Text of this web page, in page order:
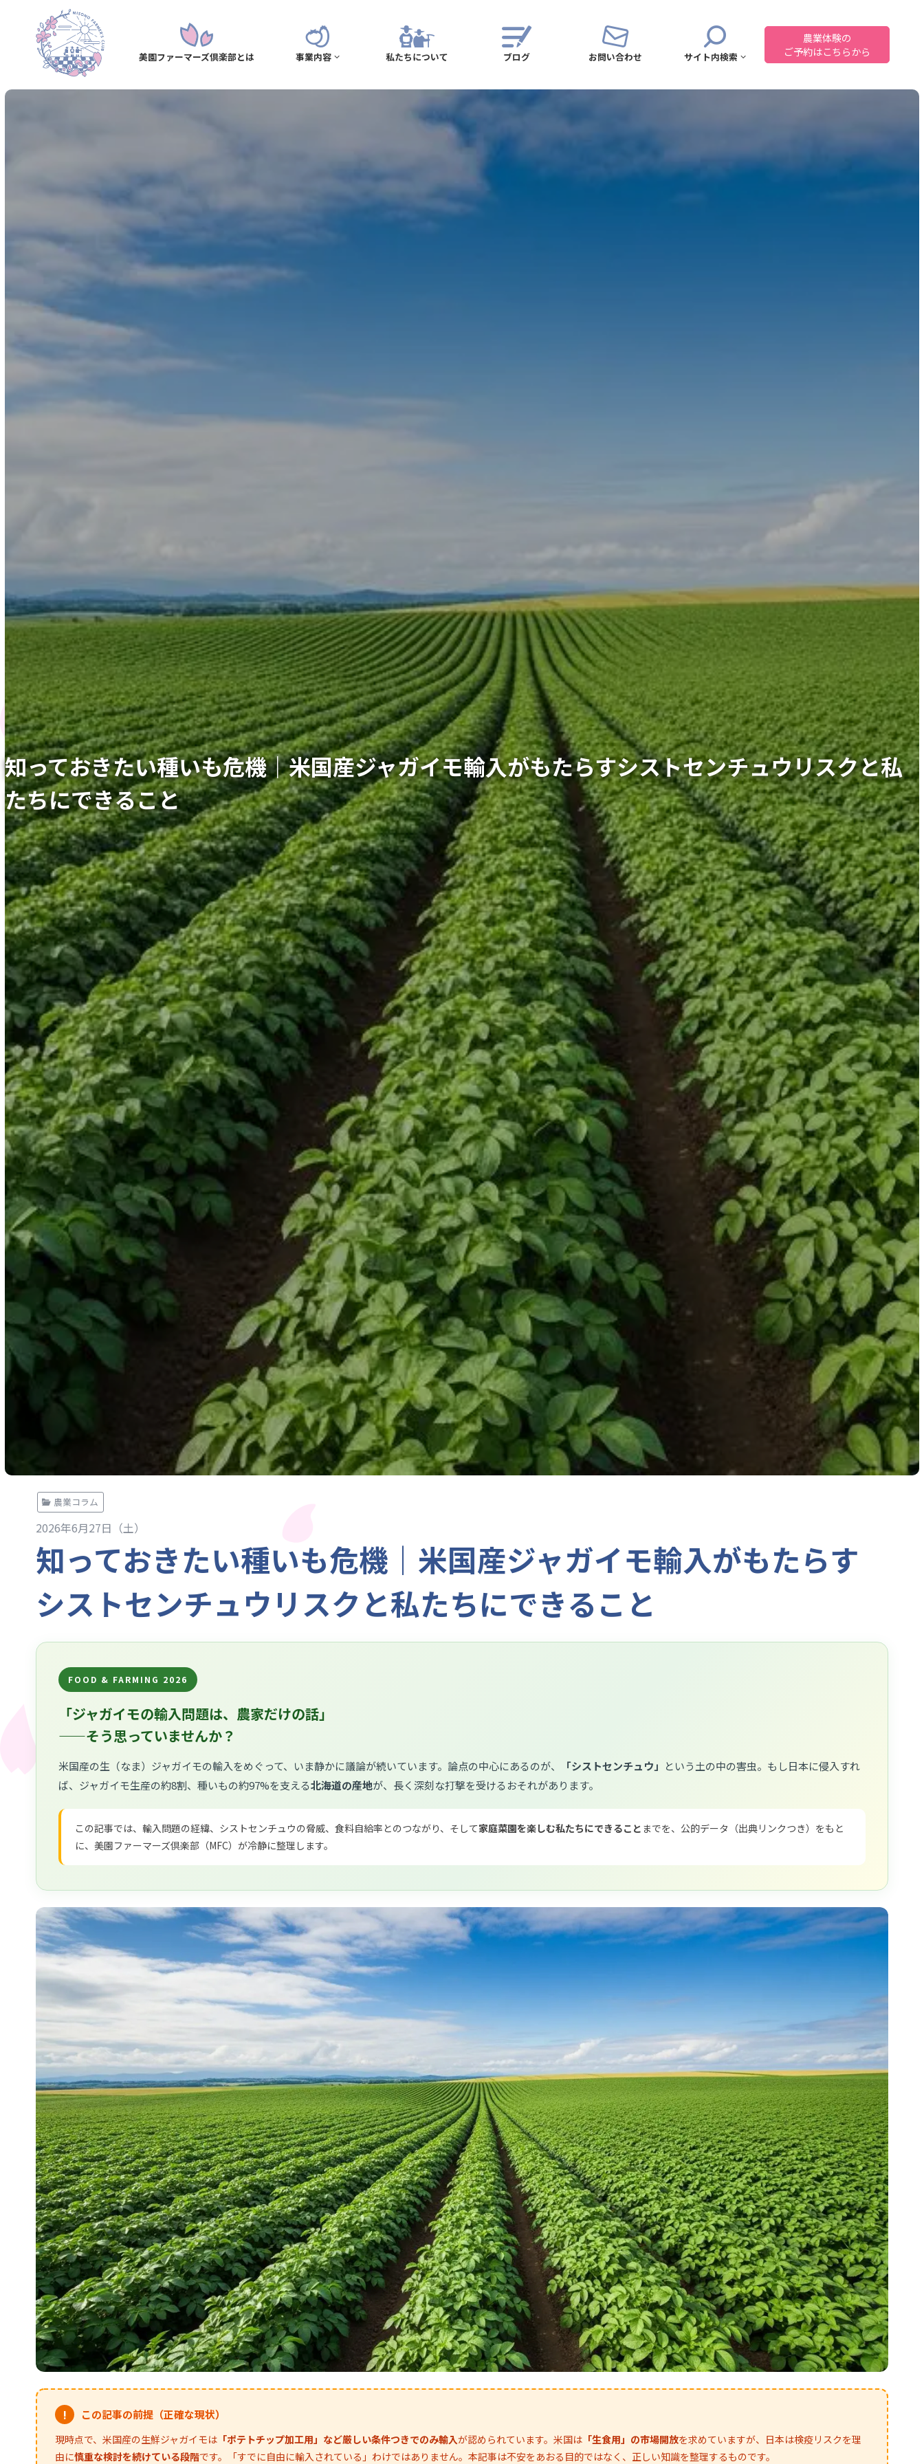
美園ファーマーズ倶楽部とは 事業内容 私たちについて ブログ お問い合わせ サイト内検索
農業体験の
ご予約はこちらから
知っておきたい種いも危機｜米国産ジャガイモ輸入がもたらすシストセンチュウリスクと私
たちにできること
農業コラム
2026年6月27日（土）
知っておきたい種いも危機｜米国産ジャガイモ輸入がもたらす
シストセンチュウリスクと私たちにできること
FOOD & FARMING 2026
「ジャガイモの輸入問題は、農家だけの話」
——そう思っていませんか？
米国産の生（なま）ジャガイモの輸入をめぐって、いま静かに議論が続いています。論点の中心にあるのが、 「シストセンチュウ」 という土の中の害虫。もし日本に侵入すれ
ば、ジャガイモ生産の約8割、種いもの約97%を支える北海道の産地が、長く深刻な打撃を受けるおそれがあります。
この記事では、輸入問題の経緯、シストセンチュウの脅威、食料自給率とのつながり、そして家庭菜園を楽しむ私たちにできること までを、公的データ（出典リンクつき）をもと
に、美園ファーマーズ倶楽部（MFC）が冷静に整理します。
! この記事の前提（正確な現状）
現時点で、米国産の生鮮ジャガイモは 「ポテトチップ加工用」など厳しい条件つきでのみ輸入が認められています。米国は 「生食用」の市場開放を求めていますが、日本は検疫リスクを理
由に慎重な検討を続けている段階です。「すでに自由に輸入されている」わけではありません。本記事は不安をあおる目的ではなく、正しい知識を整理するものです。